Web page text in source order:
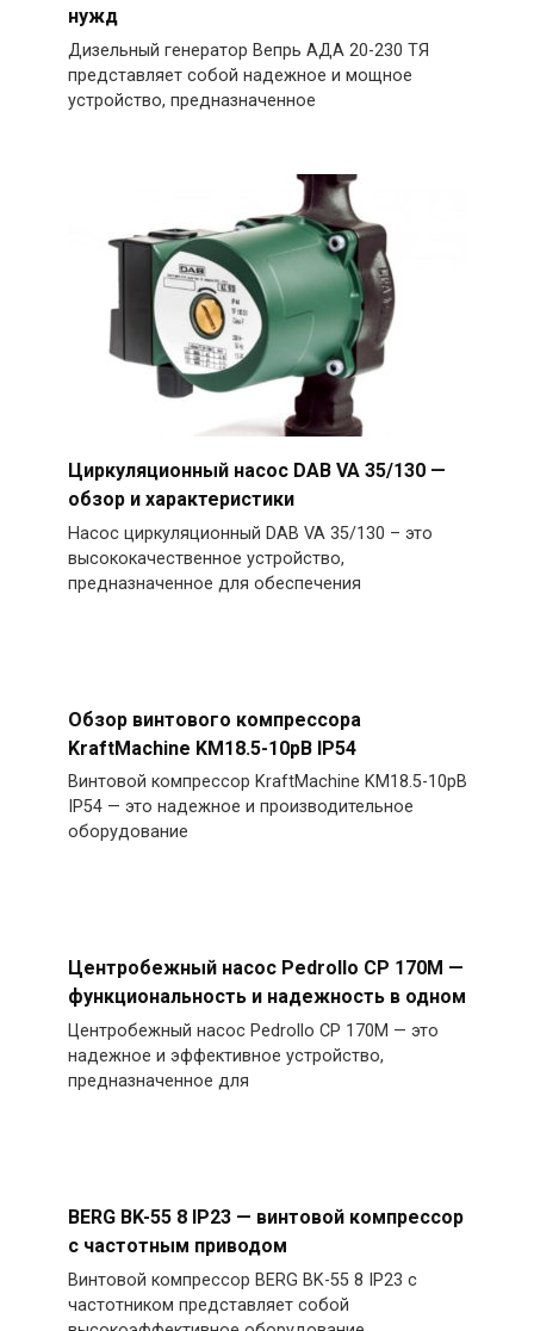
нужд
Дизельный генератор Вепрь АДА 20-230 ТЯ
представляет собой надежное и мощное
устройство, предназначенное
Циркуляционный насос DAB VA 35/130 —
обзор и характеристики
Насос циркуляционный DAB VA 35/130 – это
высококачественное устройство,
предназначенное для обеспечения
Обзор винтового компрессора
KraftMachine KM18.5-10рВ IP54
Винтовой компрессор KraftMachine KM18.5-10рВ
IP54 — это надежное и производительное
оборудование
Центробежный насос Pedrollo CP 170M —
функциональность и надежность в одном
Центробежный насос Pedrollo CP 170M — это
надежное и эффективное устройство,
предназначенное для
BERG BK-55 8 IP23 — винтовой компрессор
с частотным приводом
Винтовой компрессор BERG BK-55 8 IP23 с
частотником представляет собой